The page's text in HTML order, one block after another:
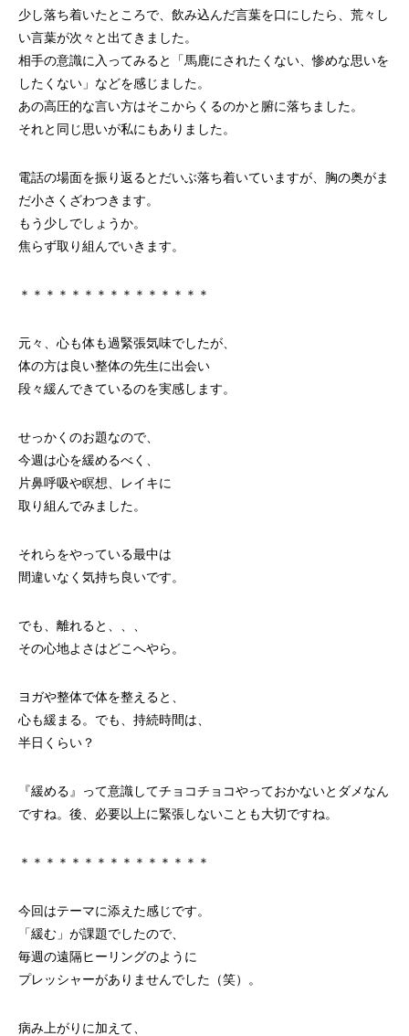
少し落ち着いたところで、飲み込んだ言葉を口にしたら、荒々し
い言葉が次々と出てきました。
相手の意識に入ってみると「馬鹿にされたくない、惨めな思いを
したくない」などを感じました。
あの高圧的な言い方はそこからくるのかと腑に落ちました。
それと同じ思いが私にもありました。
電話の場面を振り返るとだいぶ落ち着いていますが、胸の奥がま
だ小さくざわつきます。
もう少しでしょうか。
焦らず取り組んでいきます。
＊＊＊＊＊＊＊＊＊＊＊＊＊＊＊
元々、心も体も過緊張気味でしたが、
体の方は良い整体の先生に出会い
段々緩んできているのを実感します。
せっかくのお題なので、
今週は心を緩めるべく、
片鼻呼吸や瞑想、レイキに
取り組んでみました。
それらをやっている最中は
間違いなく気持ち良いです。
でも、離れると、、、
その心地よさはどこへやら。
ヨガや整体で体を整えると、
心も緩まる。でも、持続時間は、
半日くらい？
『緩める』って意識してチョコチョコやっておかないとダメなん
ですね。後、必要以上に緊張しないことも大切ですね。
＊＊＊＊＊＊＊＊＊＊＊＊＊＊＊
今回はテーマに添えた感じです。
「緩む」が課題でしたので、
毎週の遠隔ヒーリングのように
プレッシャーがありませんでした（笑）。
病み上がりに加えて、